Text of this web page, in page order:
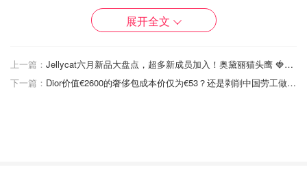
代言GM旗下香水品牌Tamburins的地推海报成为首尔的新
展开全文
上一篇：
Jellycat六月新品大盘点，超多新成员加入！奥黛丽猫头鹰 🍓和🍆，哪一个你最爱？
下一篇：
Dior价值€2600的奢侈包成本价仅为€53？还是剥削中国劳工做的！